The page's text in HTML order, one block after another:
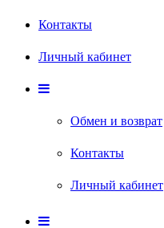
Контакты
Личный кабинет
Обмен и возврат
Контакты
Личный кабинет